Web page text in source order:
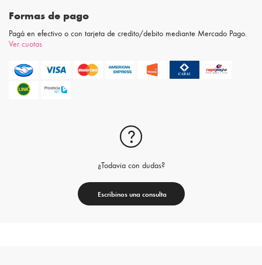
Formas de pago
Pagá en efectivo o con tarjeta de credito/debito mediante Mercado Pago.
Ver cuotas
¿Todavia con dudas?
Escribinos una consulta